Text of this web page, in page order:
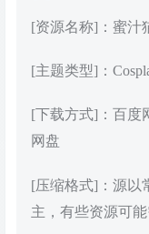
[资源名称]：蜜汁
[主题类型]：
[下载方式]：百度
网盘
[压缩格式]：源以
主，有些资源可